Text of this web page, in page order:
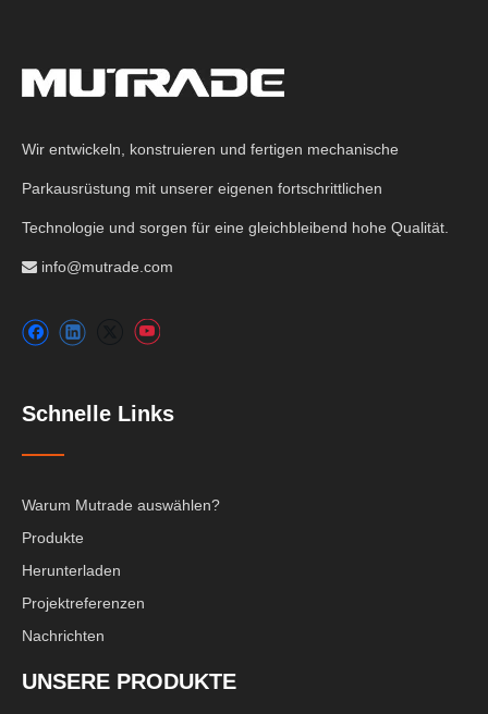
Wir entwickeln, konstruieren und fertigen mechanische
Parkausrüstung mit unserer eigenen fortschrittlichen
Technologie und sorgen für eine gleichbleibend hohe Qualität.
 info@mutrade.com
Schnelle Links
Warum Mutrade auswählen?
Produkte
Herunterladen
Projektreferenzen
Nachrichten
UNSERE PRODUKTE